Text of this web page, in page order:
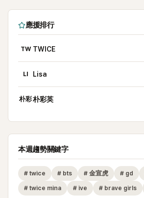
應援排行
TW TWICE
LI Lisa
朴彩朴彩英
本週趨勢關鍵字
# twice # bts # 金宣虎 # gd
# twice mina # ive # brave girls